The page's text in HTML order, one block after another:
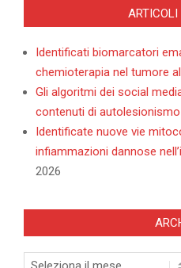
ARTICOLI
Identificati biomarcatori
chemioterapia nel tumore
Gli algoritmi dei social
contenuti di autolesionismo
Identificate nuove vie
infiammazioni dannose
2026
Archivi